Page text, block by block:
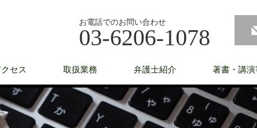
お電話でのお問い合わせ
03-6206-1078
セス 取扱業務 弁護士紹介 著書・講演